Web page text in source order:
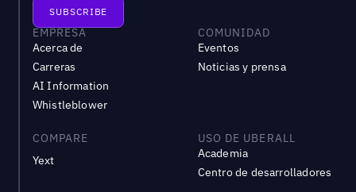
EMPRESA
Acerca de
Carreras
AI Information
Whistleblower
COMUNIDAD
Eventos
Noticias y prensa
COMPARE
Yext
USO DE UBERALL
Academia
Centro de desarrolladores